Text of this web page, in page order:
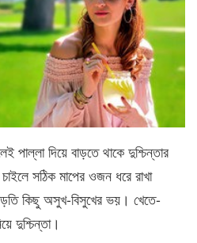
পাল্লা দিয়ে বাড়তে থাকে দুশ্চিন্তার
সঠিক মাপের ওজন ধরে রাখা
কিছু অসুখ-বিসুখের ভয়। খেতে-
দুশ্চিন্তা।